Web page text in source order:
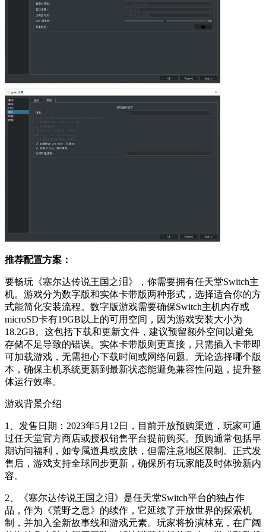
推荐配置方案：
要畅玩《塞尔达传说王国之泪》，你需要拥有任天堂Switch主
机。游戏分为数字版和实体卡带版两种形式，选择适合你的方
式能简化安装流程。数字版游戏需要确保Switch主机内存或
microSD卡有19GB以上的可用空间，因为游戏安装大小为
18.2GB。这包括下载和更新文件，建议预留额外空间以避免
存储不足导致的错误。实体卡带版则更直接，只需插入卡带即
可加载游戏，无需担心下载时间或网络问题。无论选择哪个版
本，确保主机系统更新到最新状态能避免兼容性问题，提升整
体运行效率。
游戏背景介绍
1、发售日期：2023年5月12日，目前开放预购渠道，玩家可通
过任天堂官方商店或授权销售平台提前购买。预购通常包括早
期访问福利，如专属道具或皮肤，但需注意地区限制。正式发
售后，游戏支持全球同步更新，确保所有玩家能及时体验新内
容。
2、《塞尔达传说王国之泪》是任天堂Switch平台的独占作
品，作为《荒野之息》的续作，它延续了开放世界的探索机
制，并加入全新故事线和游戏元素。玩家将扮演林克，在广阔